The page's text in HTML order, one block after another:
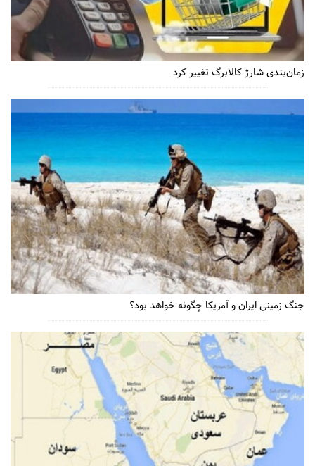
زمان‌بندی شارژ کالابرگ تغییر کرد
جنگ زمینی ایران و آمریکا چگونه خواهد بود؟